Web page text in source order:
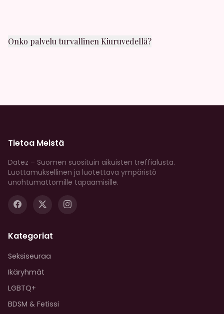
Onko palvelu turvallinen Kiuruvedellä?
Tietoa Meistä
Datez – Suomen suosituin aikuisten treffialusta.
Luottamuksellinen ja luotettava ympäristö
unohtumattomille tapaamisille.
Kategoriat
Seksiseuraa
Ikäryhmät
LGBTQ+
BDSM & Fetissi